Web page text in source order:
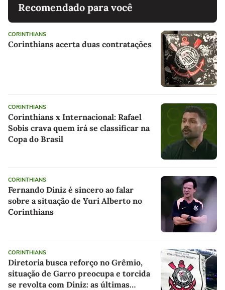
Recomendado para você
CORINTHIANS
Corinthians acerta duas contratações
CORINTHIANS
Corinthians x Internacional: Rafael
Sobis crava quem irá se classificar na
Copa do Brasil
CORINTHIANS
Fernando Diniz é sincero ao falar
sobre a situação de Yuri Alberto no
Corinthians
CORINTHIANS
Diretoria busca reforço no Grêmio,
situação de Garro preocupa e torcida
se revolta com Diniz: as últimas